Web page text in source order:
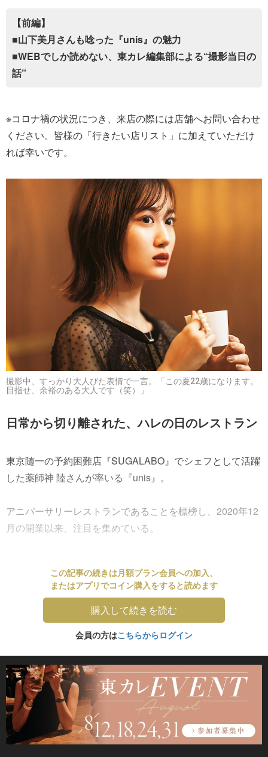
【前編】
■山下美月さんも唸った『unis』の魅力
■WEBでしか読めない、東カレ編集部による“撮影当日の
話”
※コロナ禍の状況につき、来店の際には店舗へお問い合わせ
ください。皆様の「行きたい店リスト」に加えていただけ
れば幸いです。
撮影中、すっかり大人びた表情で一言。「この夏22歳になります。
目指せ、余裕のある大人です（笑）」
日常から切り離された、ハレの日のレストラン
東京随一の予約困難店『SUGALABO』でシェフとして活躍
した薬師神 陸さんが率いる『unis』。
アニバーサリーレストランであることを標榜し、2020年12
月の開業以来、注目を集めている。
この記事の続きは月額プラン会員への加入、
またはアプリでコイン購入をすると読めます
購入して続きを読む
会員の方はこちらからログイン